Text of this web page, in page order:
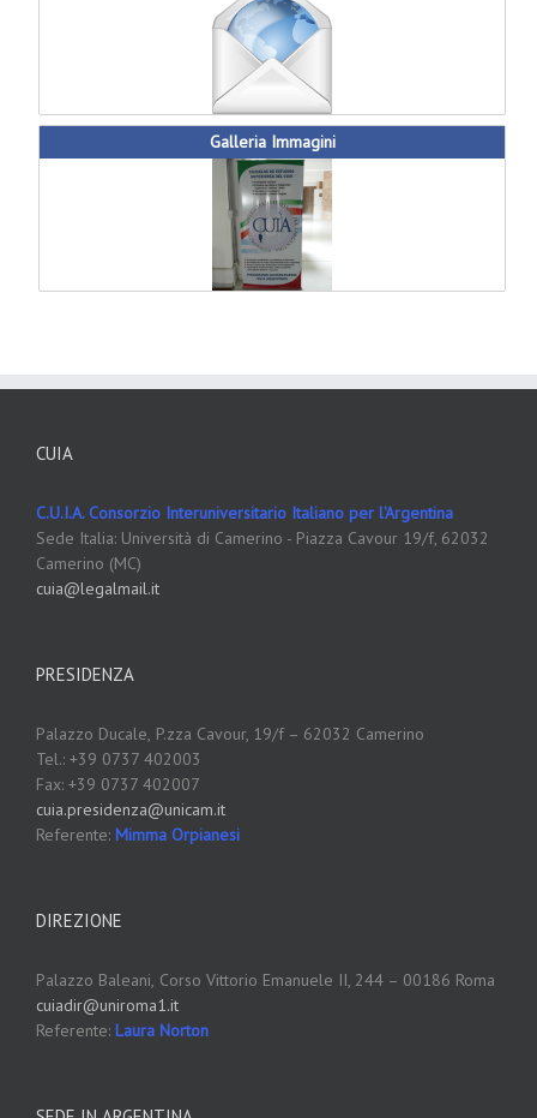
Galleria Immagini
CUIA
C.U.I.A. Consorzio Interuniversitario Italiano per l'Argentina
Sede Italia: Università di Camerino - Piazza Cavour 19/f, 62032
Camerino (MC)
cuia@legalmail.it
PRESIDENZA
Palazzo Ducale, P.zza Cavour, 19/f – 62032 Camerino
Tel.: +39 0737 402003
Fax: +39 0737 402007
cuia.presidenza@unicam.it
Referente: Mimma Orpianesi
DIREZIONE
Palazzo Baleani, Corso Vittorio Emanuele II, 244 – 00186 Roma
cuiadir@uniroma1.it
Referente: Laura Norton